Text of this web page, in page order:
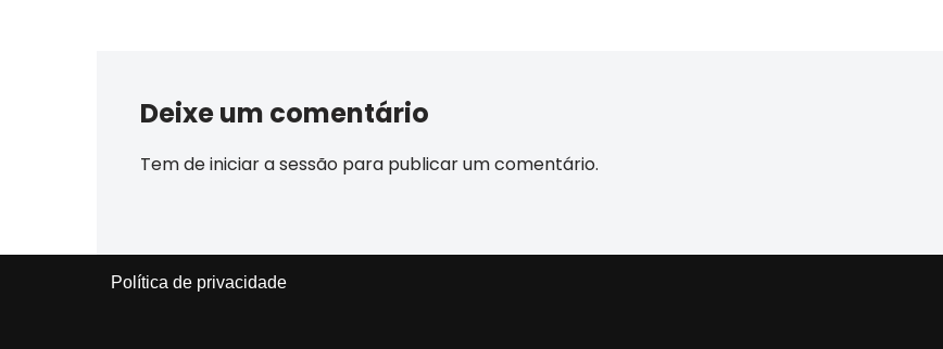
Deixe um comentário
Tem deiniciar a sessão para publicar um comentário.
Política de privacidade